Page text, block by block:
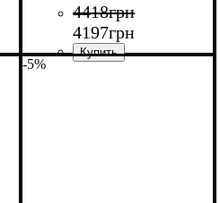
4418грн
4197грн
-5%